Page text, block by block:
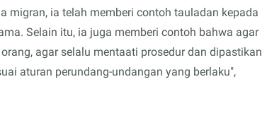
migran, ia telah memberi contoh tauladan kepada
Selain itu, ia juga memberi contoh bahwa agar
agar selalu mentaati prosedur dan dipastikan
aturan perundang-undangan yang berlaku",